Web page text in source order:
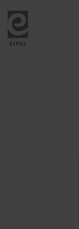
Zurück
zur
Startseite